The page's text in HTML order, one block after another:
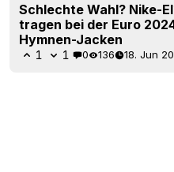
Schlechte Wahl? Nike-
tragen bei der Euro
Hymnen-Jacken
1 1 0 136 18. Jun